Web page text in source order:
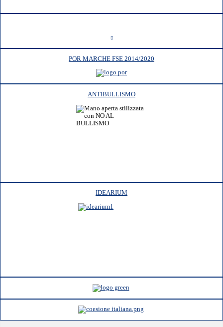
POR MARCHE FSE 2014/2020
ANTIBULLISMO
IDEARIUM